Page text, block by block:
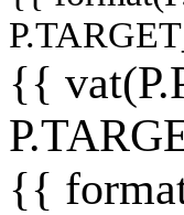
{{
{{